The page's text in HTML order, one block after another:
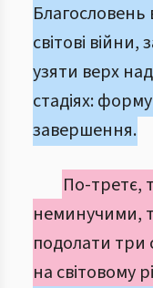
Благословень
світові
узяти верх
стадіях:
завершення.
По-третє,
неминучими,
подолати три
на світовому